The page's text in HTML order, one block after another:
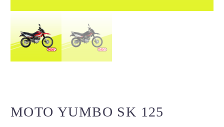
MOTO YUMBO SK 125